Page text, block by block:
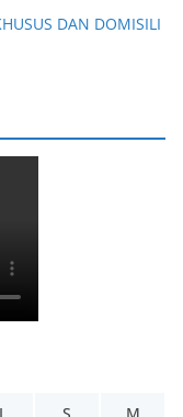
DAN DOMISILI